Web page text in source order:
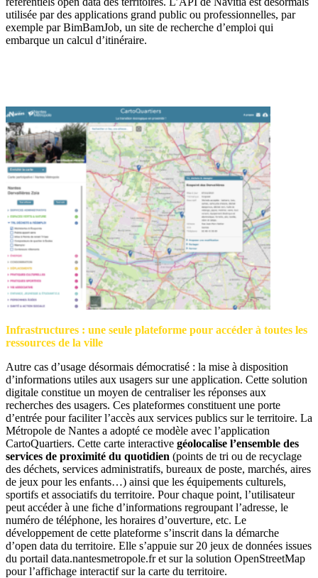
utilisée par des applications grand public ou professionnelles, par
exemple par BimBamJob, un site de recherche d’emploi qui
embarque un calcul d’itinéraire.
Infrastructures : une seule plateforme pour accéder à toutes les
ressources de la ville
Autre cas d’usage désormais démocratisé : la mise à disposition
d’informations utiles aux usagers sur une application. Cette solution
digitale constitue un moyen de centraliser les réponses aux
recherches des usagers. Ces plateformes constituent une porte
d’entrée pour faciliter l’accès aux services publics sur le territoire. La
Métropole de Nantes a adopté ce modèle avec l’application
CartoQuartiers. Cette carte interactive géolocalise l’ensemble des
services de proximité du quotidien (points de tri ou de recyclage
des déchets, services administratifs, bureaux de poste, marchés, aires
de jeux pour les enfants…) ainsi que les équipements culturels,
sportifs et associatifs du territoire. Pour chaque point, l’utilisateur
peut accéder à une fiche d’informations regroupant l’adresse, le
numéro de téléphone, les horaires d’ouverture, etc. Le
développement de cette plateforme s’inscrit dans la démarche
d’open data du territoire. Elle s’appuie sur 20 jeux de données issues
du portail data.nantesmetropole.fr et sur la solution OpenStreetMap
pour l’affichage interactif sur la carte du territoire.